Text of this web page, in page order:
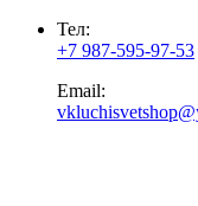
Тел:
+7 987-595-97-53
Email: